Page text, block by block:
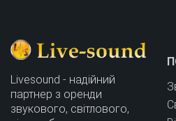
Livesound - надійний
партнер з оренди
звукового, світлового,